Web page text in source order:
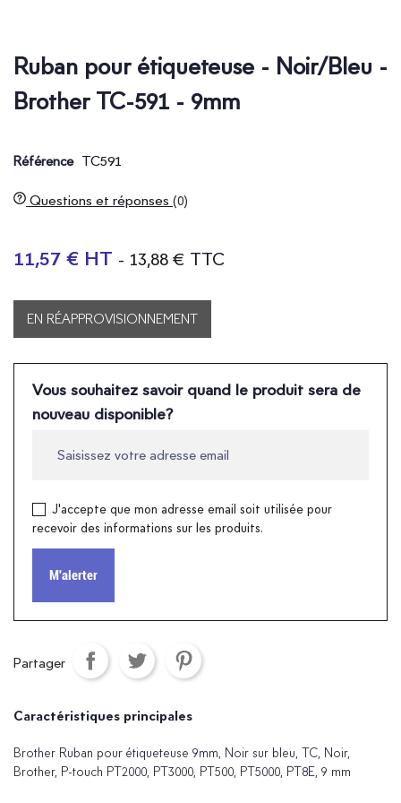
Ruban pour étiqueteuse - Noir/Bleu -
Brother TC-591 - 9mm
Référence TC591
Questions et réponses (0)
11,57 € HT - 13,88 € TTC
EN RÉAPPROVISIONNEMENT
Vous souhaitez savoir quand le produit sera de
nouveau disponible?
J'accepte que mon adresse email soit utilisée pour
recevoir des informations sur les produits.
M'alerter
Partager
Caractéristiques principales
Brother Ruban pour étiqueteuse 9mm, Noir sur bleu, TC, Noir,
Brother, P-touch PT2000, PT3000, PT500, PT5000, PT8E, 9 mm